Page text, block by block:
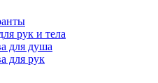
рук и тела
для душа
для рук